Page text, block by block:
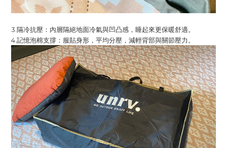
3.隔冷抗壓：內層隔絕地面冷氣與凹凸感，睡起來更保暖舒適。
4.記憶泡棉支撐：服貼身形，平均分壓，減輕背部與關節壓力。